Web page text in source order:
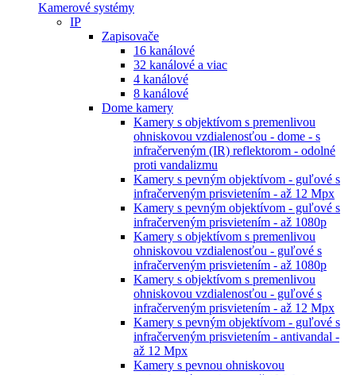
Kamerové systémy
IP
Zapisovače
16 kanálové
32 kanálové a viac
4 kanálové
8 kanálové
Dome kamery
Kamery s objektívom s premenlivou
ohniskovou vzdialenosťou - dome - s
infračerveným (IR) reflektorom - odolné
proti vandalizmu
Kamery s pevným objektívom - guľové s
infračerveným prisvietením - až 12 Mpx
Kamery s pevným objektívom - guľové s
infračerveným prisvietením - až 1080p
Kamery s objektívom s premenlivou
ohniskovou vzdialenosťou - guľové s
infračerveným prisvietením - až 1080p
Kamery s objektívom s premenlivou
ohniskovou vzdialenosťou - guľové s
infračerveným prisvietením - až 12 Mpx
Kamery s pevným objektívom - guľové s
infračerveným prisvietením - antivandal -
až 12 Mpx
Kamery s pevnou ohniskovou